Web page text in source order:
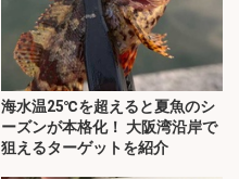
海水温25℃を超えると夏魚のシ
ーズンが本格化！ 大阪湾沿岸で
狙えるターゲットを紹介